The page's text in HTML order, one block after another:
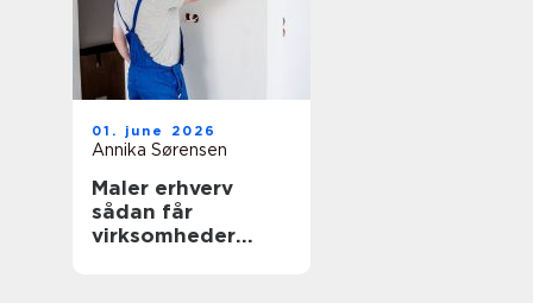
01. june 2026
Annika Sørensen
Maler erhverv
sådan får
virksomheder